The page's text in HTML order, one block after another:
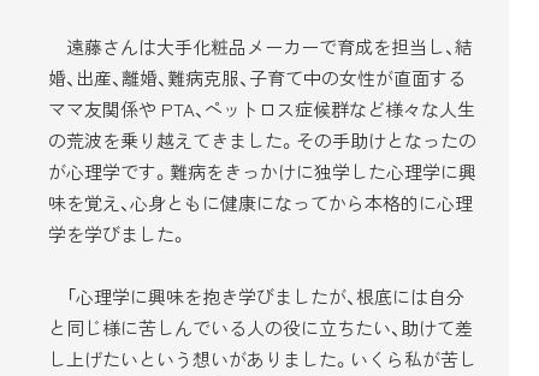
遠藤さんは大手化粧品メーカーで育成を担当し、結
婚、出産、離婚、難病克服、子育て中の女性が直面する
ママ友関係や PTA、ペットロス症候群など様々な人生
の荒波を乗り越えてきました。その手助けとなったの
が心理学です。難病をきっかけに独学した心理学に興
味を覚え、心身ともに健康になってから本格的に心理
学を学びました。
「心理学に興味を抱き学びましたが、根底には自分
と同じ様に苦しんでいる人の役に立ちたい、助けて差
し上げたいという想いがありました。いくら私が苦し